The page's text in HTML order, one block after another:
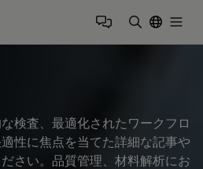
検査、最適化されたワークフロ
性に焦点を当てた詳細な記事や
さい。品質管理、材料解析にお